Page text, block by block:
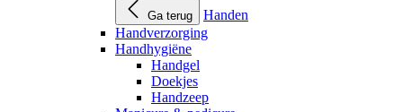
Ga terug
Handen
Handverzorging
Handhygiëne
Handgel
Doekjes
Handzeep